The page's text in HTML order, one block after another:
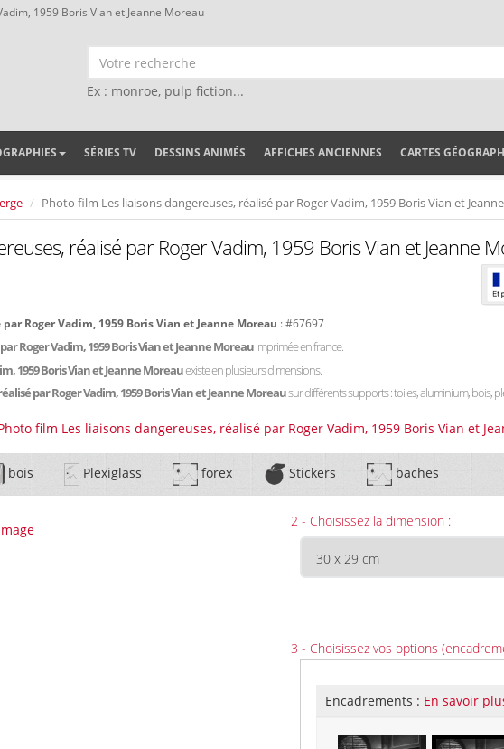
1959 Boris Vian et Jeanne Moreau
Ex : monroe, pulp fiction...
SÉRIES TV DESSINS ANIMÉS AFFICHES ANCIENNES CARTES
Photo film Les liaisons dangereuses, réalisé par Roger Vadim, 1959 Boris Vian et
réalisé par Roger Vadim, 1959 Boris Vian et Jeanne
Roger Vadim, 1959 Boris Vian et Jeanne Moreau : #67697
Roger Vadim, 1959 Boris Vian et Jeanne Moreauimprimée en france.
1959 Boris Vian et Jeanne Moreauexiste en plusieurs dimensions.
par Roger Vadim, 1959 Boris Vian et Jeanne Moreausur différents supports : toiles, aluminium, bois,
film Les liaisons dangereuses, réalisé par Roger Vadim, 1959 Boris Vian et
bois Plexiglass forex Stickers baches
2 - Choisissez la dimension :
3 - Choisissez vos options
Encadrements : En savoir